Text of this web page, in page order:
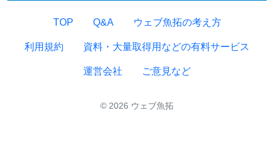
TOP Q&A ウェブ魚拓の考え方
利用規約 資料・大量取得用などの有料サービス
運営会社 ご意見など
© 2026 ウェブ魚拓